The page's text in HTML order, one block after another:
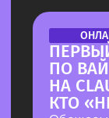
ЛЕКЦИЯ,
ВАШЕ
О
Как делать на
программисты
без
И перейти от
возможности